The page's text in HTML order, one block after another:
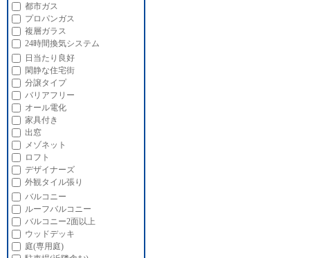
都市ガス
プロパンガス
複層ガラス
24時間換気システム
日当たり良好
閑静な住宅街
分譲タイプ
バリアフリー
オール電化
家具付き
出窓
メゾネット
ロフト
デザイナーズ
外観タイル張り
バルコニー
ルーフバルコニー
バルコニー2面以上
ウッドデッキ
庭(専用庭)